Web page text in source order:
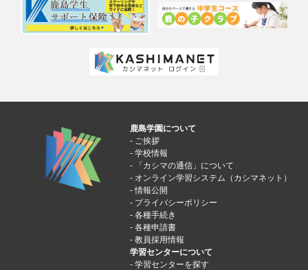
鹿島学園について
ご挨拶
学校情報
「カシマの通信」について
オンライン学習システム（カシマネット）
情報公開
プライバシーポリシー
各種手続き
各種申請書
教員採用情報
学習センターについて
学習センターを探す